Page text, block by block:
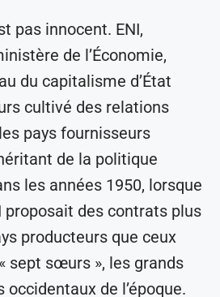
pas innocent. ENI,
de l’Économie,
du capitalisme d’État
cultivé des relations
pays fournisseurs
de la politique
les années 1950, lorsque
proposait des contrats plus
producteurs que ceux
sept sœurs », les grands
de l’époque.